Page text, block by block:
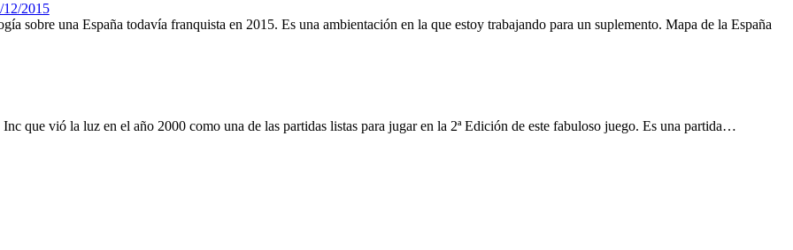
12/2015
sobre una España todavía franquista en 2015. Es una ambientación en la que estoy trabajando para un suplemento. Mapa de la España
que vió la luz en el año 2000 como una de las partidas listas para jugar en la 2ª Edición de este fabuloso juego. Es una partida…